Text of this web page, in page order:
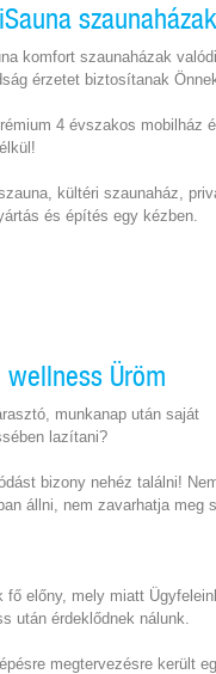
szaunaházak
komfort szaunaházak valódi
érzetet biztosítanak
4 évszakos mobilház
kültéri szaunaház,
és építés egy kézben.
Üröm
munkanap után saját
lazítani?
bizony nehéz találni!
állni, nem zavarhatja meg
fő előny, mely miatt
után érdeklődnek nálunk.
megtervezésre került